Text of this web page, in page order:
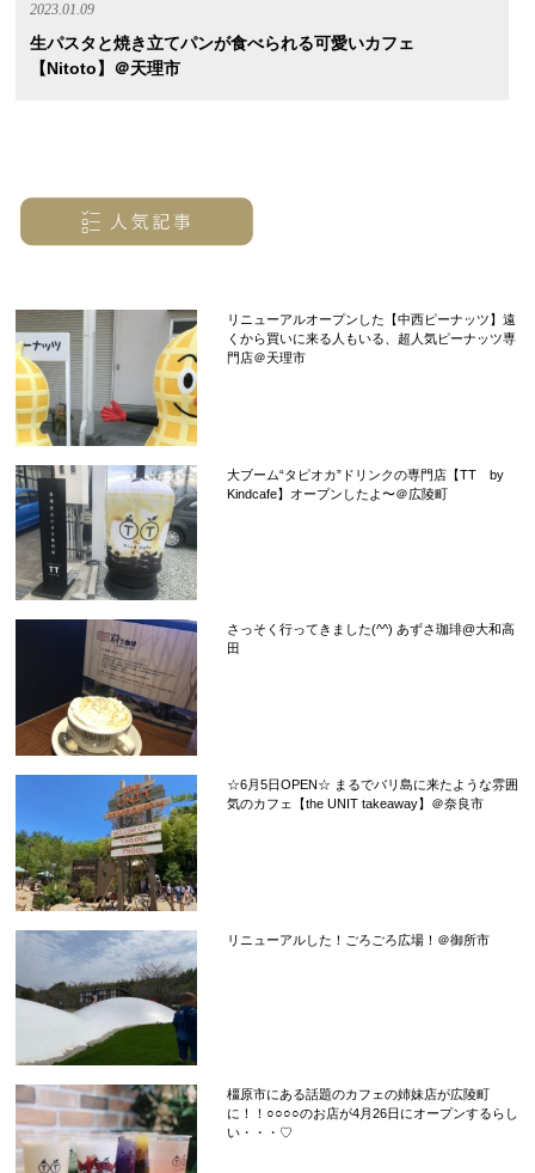
2023.01.09
生パスタと焼き立てパンが食べられる可愛いカフェ
【nitoto】＠天理市
リニューアルオープンした【中西ピーナッツ】遠
くから買いに来る人もいる、超人気ピーナッツ専
門店＠天理市
大ブーム“タピオカ”ドリンクの専門店【TT by
Kindcafe】オープンしたよ〜＠広陵町
さっそく行ってきました(^^) あずさ珈琲@大和高
田
☆6月5日OPEN☆ まるでバリ島に来たような雰囲
気のカフェ【the UNIT takeaway】＠奈良市
リニューアルした！ごろごろ広場！＠御所市
橿原市にある話題のカフェの姉妹店が広陵町
に！！○○○○のお店が4月26日にオープンするらし
い・・・♡